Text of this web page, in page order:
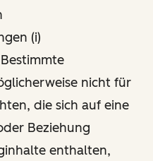
(i)
nicht für
die sich auf eine
Beziehung
enthalten,